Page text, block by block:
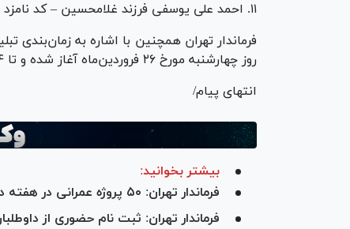
۱۱. احمد علی یوسفی فرزند غلامحسین – کد نامزد ۸۷۴
فرماندار تهران همچنین با اشاره به زمان‌بندی
روز چهارشنبه مورخ ۲۶ فروردین‌ماه آغاز شده و تا ۲۴ ساعت پیش از شروع اخذ رأی ادامه خواهد داشت.
انتهای پیام/
بیشتر بخوانید:
فرماندار تهران: ۵۰ پروژه عمرانی در هفته دولت افتتاح می‌شود
فرماندار تهران: ثبت نام حضوری از